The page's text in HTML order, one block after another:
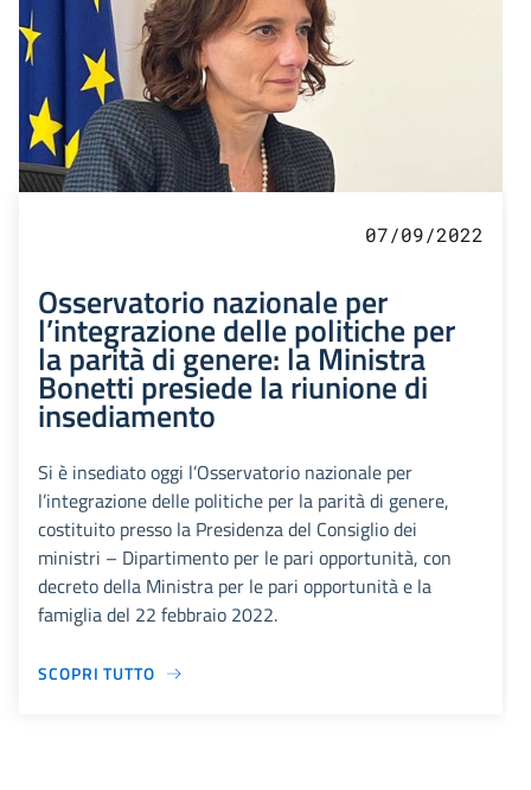
07/09/2022
Osservatorio nazionale per
l’integrazione delle politiche per
la parità di genere: la Ministra
Bonetti presiede la riunione di
insediamento
Si è insediato oggi l’Osservatorio nazionale per
l’integrazione delle politiche per la parità di genere,
costituito presso la Presidenza del Consiglio dei
ministri – Dipartimento per le pari opportunità, con
decreto della Ministra per le pari opportunità e la
famiglia del 22 febbraio 2022.
SCOPRI TUTTO